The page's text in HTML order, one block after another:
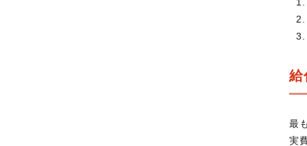
給
最
実